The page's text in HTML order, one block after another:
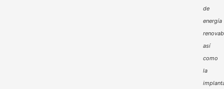
de
energía
así
como
la